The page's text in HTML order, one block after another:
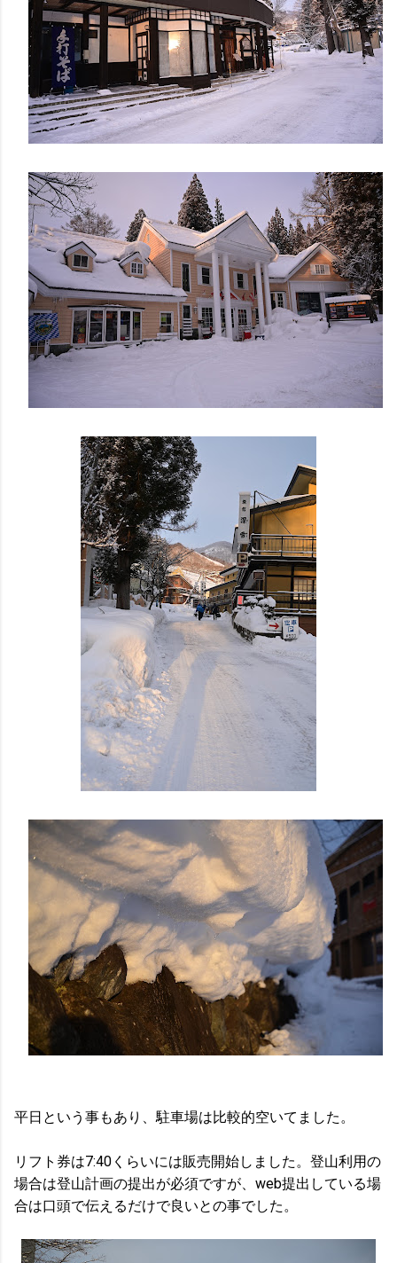
平日という事もあり、駐車場は比較的空いてました。
リフト券は7:40くらいには販売開始しました。登山利用の
場合は登山計画の提出が必須ですが、web提出している場
合は口頭で伝えるだけで良いとの事でした。